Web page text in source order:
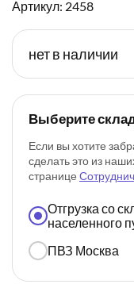
Артикул: 2458
нет в наличии
Выберите
Если вы хотите
сделать это из
странице
Отгрузка со
населенного
ПВЗ Москва